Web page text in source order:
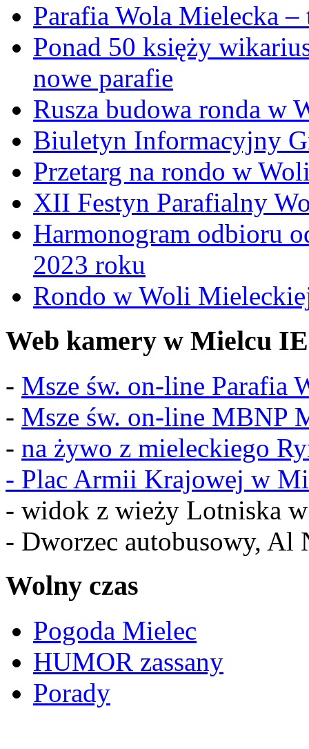
Parafia Wola Mielecka
Ponad 50 księży
nowe parafie
Rusza budowa ronda w
Biuletyn Informacyjny
Przetarg na rondo w
XII Festyn Parafialny
Harmonogram odbioru
2023 roku
Rondo w Woli
Web kamery w Mielcu IE
- Msze św. on-line Parafia
- Msze św. on-line MBNP
- na żywo z mieleckiego
- Plac Armii Krajowej w
- widok z wieży Lotniska
- Dworzec autobusowy, Al
Wolny czas
Pogoda Mielec
HUMOR zassany
Porady